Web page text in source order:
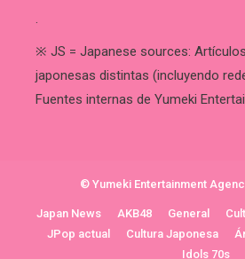
.
※ JS = Japanese sources:
japonesas distintas (incluyendo
Fuentes internas de Yumeki
© Yumeki Entertainment
Japan News AKB48 General
JPop actual
Cultura Japonesa
Idols 70s